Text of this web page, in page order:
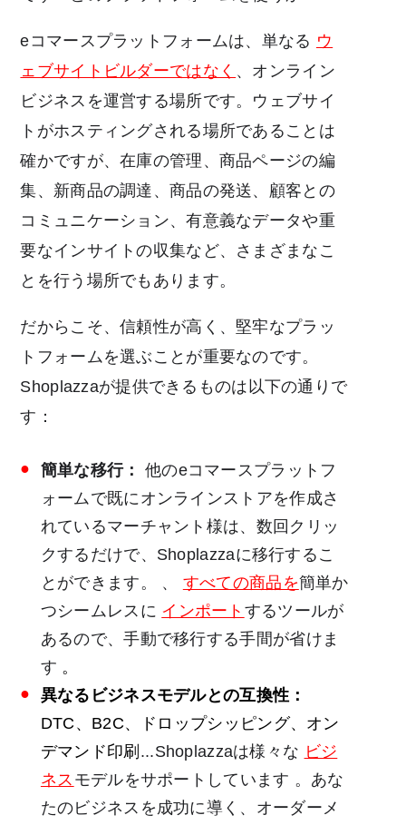
eコマースプラットフォームは、 単なる ウ
ェブサイトビルダーではなく 、オンライン
ビジネスを運営する場所です。ウェブサイ
トがホスティングされる場所であることは
確かですが、在庫の管理、商品ページの編
集、新商品の調達、商品の発送、顧客との
コミュニケーション、有意義なデータや重
要なインサイトの収集など、さまざまなこ
とを行う場所でもあります。
だからこそ、信頼性が高く、堅牢なプラッ
トフォームを選ぶことが重要なのです。
Shoplazzaが提供できるものは以下の通りで
す：
簡単な移行： 他のeコマースプラットフ
ォームで既にオンラインストアを作成さ
れているマーチャント様は、数回クリッ
クするだけで、Shoplazzaに移行するこ
とができます。 、 すべての商品を簡単か
つシームレスに インポート するツールが
あるので、手動で移行する手間が省けま
す 。
異なるビジネスモデルとの互換性：
DTC、B2C、ドロップシッピング、オン
デマンド印刷 ...Shoplazzaは様々な ビジ
ネス モデルをサポートしています 。あな
たのビジネスを成功に導く、オーダーメ